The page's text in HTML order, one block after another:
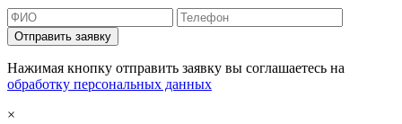
Отправить заявку
Нажимая кнопку отправить заявку вы соглашаетесь на
обработку персональных данных
×